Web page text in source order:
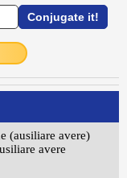
(ausiliare avere)
avere